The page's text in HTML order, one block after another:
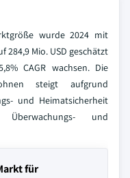
wurde 2024 mit
284,9 Mio. USD geschätzt
CAGR wachsen. Die
steigt aufgrund
und Heimatsicherheit
und
für